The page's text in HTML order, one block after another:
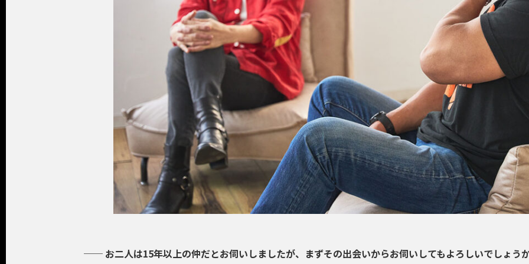
── お二人は15年以上の仲だとお伺いしましたが、まずその出会いからお伺いしてもよろしいでしょう